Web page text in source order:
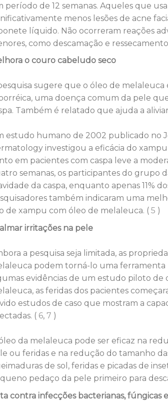
período de 12 semanas. Aqueles que
menos lesões de acne
líquido. Não ocorreram reações
como descamação e
o couro cabeludo seco
sugere que o óleo de
uma doença comum da pele
Também é relatado que ajuda a
estudo humano de 2002 publicado no
investigou a eficácia do
em pacientes com caspa leve a
semanas, os participantes do grupo
da caspa, enquanto apenas 11%
também indicaram uma
de xampu com óleo de melaleuca. ( 5 )
irritações na pele
a pesquisa seja limitada, as
podem torná-lo uma ferramenta
evidências de um estudo piloto de
as feridas dos pacientes
estudos de caso que mostram a
( 6, 7 )
da melaleuca pode ser eficaz na
ou feridas e na redução do tamanho
de sol, feridas e picadas de
pedaço da pele primeiro para
contra infecções bacterianas, fúngicas